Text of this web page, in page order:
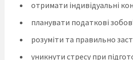
отримати індивідуальні
планувати податкові
розуміти та правильно
уникнути стресу при